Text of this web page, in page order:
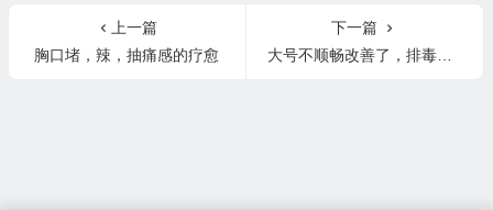
反流引起的严重咳嗽和不断产生
粘液。
上一篇
胸口堵，辣，抽痛感的疗愈
下一篇
大号不顺畅改善了，排毒反应嗜睡